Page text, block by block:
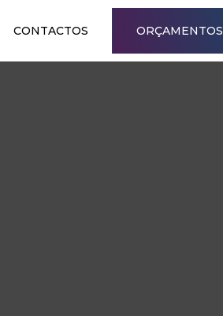
CONTACTOS ORÇAMENTOS